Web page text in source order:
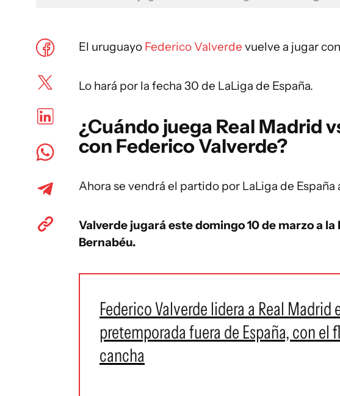
El uruguayo Federico Valverde vuelve a jugar
Lo hará por la fecha 30 de LaLiga de España.
¿Cuándo juega Real Madrid
con Federico Valverde?
Ahora se vendrá el partido por LaLiga de
Valverde jugará este domingo 10 de marzo a
Bernabéu.
Federico Valverde lidera a Real Madrid
pretemporada fuera de España, con
cancha